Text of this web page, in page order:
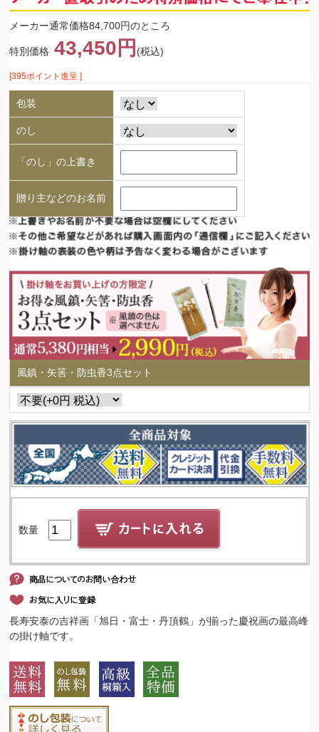
メーカー通常価格84,700円のところ
特別価格 43,450円 (税込)
[395ポイント進呈 ]
包装
のし
「のし」の上書き
贈り主などのお名前
風鎮・矢筈・防虫香3点セット
数量
長寿安泰の吉祥画「旭日・富士・丹頂鶴」が揃った慶祝画の最高峰
の掛け軸です。